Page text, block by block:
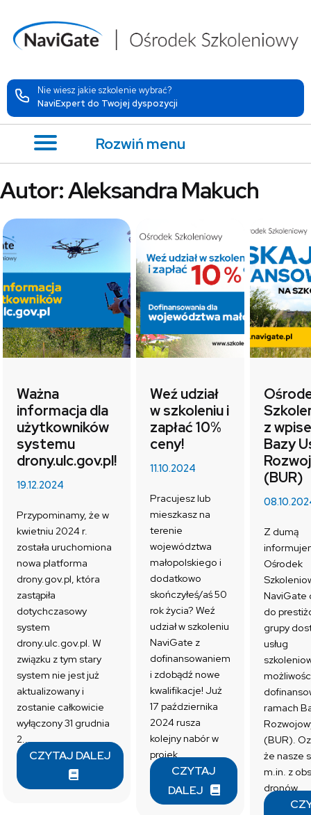
Nie wiesz jakie szkolenie wybrać?
NaviExpert do Twojej dyspozycji
Rozwiń menu
Autor:Aleksandra Makuch
Ważna
informacja dla
użytkowników
systemu
drony.ulc.gov.pl!
19.12.2024
Przypominamy, że w
kwietniu 2024 r.
została uruchomiona
nowa platforma
drony.gov.pl, która
zastąpiła
dotychczasowy
system
drony.ulc.gov.pl. W
związku z tym stary
system nie jest już
aktualizowany i
zostanie całkowicie
wyłączony 31 grudnia
2...
CZYTAJ DALEJ
Weź udział
w szkoleniu i
zapłać 10%
ceny!
11.10.2024
Pracujesz lub
mieszkasz na
terenie
województwa
małopolskiego i
dodatkowo
skończyłeś/aś 50
rok życia? Weź
udział w szkoleniu
NaviGate z
dofinansowaniem
i zdobądź nowe
kwalifikacje! Już
17 października
2024 rusza
kolejny nabór w
projek...
CZYTAJ
DALEJ
z
Bazy
(BUR)
Z dumą
Ośrodek
NaviGate
do
grupy
usług
ramach
(BUR).
że nasze
m.in. z
dronów...